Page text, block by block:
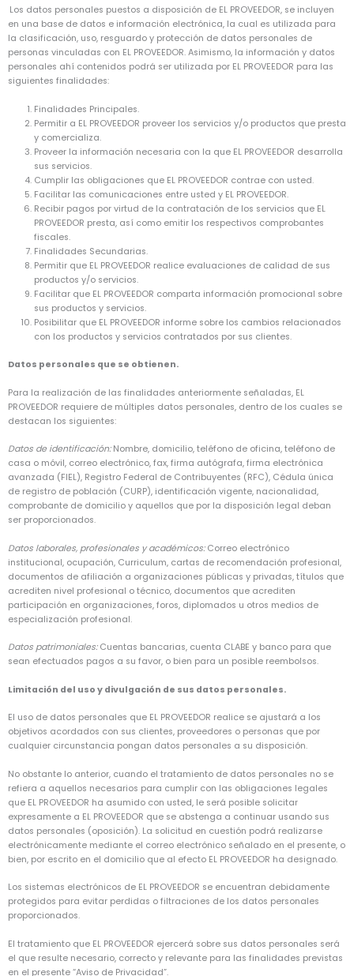
Los datos personales puestos a disposición de EL PROVEEDOR, se incluyen
en una base de datos e información electrónica, la cual es utilizada para
la clasificación, uso, resguardo y protección de datos personales de
personas vinculadas con EL PROVEEDOR. Asimismo, la información y datos
personales ahí contenidos podrá ser utilizada por EL PROVEEDOR para las
siguientes finalidades:
Finalidades Principales.
Permitir a EL PROVEEDOR proveer los servicios y/o productos que presta
y comercializa.
Proveer la información necesaria con la que EL PROVEEDOR desarrolla
sus servicios.
Cumplir las obligaciones que EL PROVEEDOR contrae con usted.
Facilitar las comunicaciones entre usted y EL PROVEEDOR.
Recibir pagos por virtud de la contratación de los servicios que EL
PROVEEDOR presta, así como emitir los respectivos comprobantes
fiscales.
Finalidades Secundarias.
Permitir que EL PROVEEDOR realice evaluaciones de calidad de sus
productos y/o servicios.
Facilitar que EL PROVEEDOR comparta información promocional sobre
sus productos y servicios.
Posibilitar que EL PROVEEDOR informe sobre los cambios relacionados
con los productos y servicios contratados por sus clientes.
Datos personales que se obtienen.
Para la realización de las finalidades anteriormente señaladas, EL
PROVEEDOR requiere de múltiples datos personales, dentro de los cuales se
destacan los siguientes:
Datos de identificación:Nombre, domicilio, teléfono de oficina, teléfono de
casa o móvil, correo electrónico, fax, firma autógrafa, firma electrónica
avanzada (FIEL), Registro Federal de Contribuyentes (RFC), Cédula única
de registro de población (CURP), identificación vigente, nacionalidad,
comprobante de domicilio y aquellos que por la disposición legal deban
ser proporcionados.
Datos laborales, profesionales y académicos:Correo electrónico
institucional, ocupación, Curriculum, cartas de recomendación profesional,
documentos de afiliación a organizaciones públicas y privadas, títulos que
acrediten nivel profesional o técnico, documentos que acrediten
participación en organizaciones, foros, diplomados u otros medios de
especialización profesional.
Datos patrimoniales:Cuentas bancarias, cuenta CLABE y banco para que
sean efectuados pagos a su favor, o bien para un posible reembolsos.
Limitación del uso y divulgación de sus datos personales.
El uso de datos personales que EL PROVEEDOR realice se ajustará a los
objetivos acordados con sus clientes, proveedores o personas que por
cualquier circunstancia pongan datos personales a su disposición.
No obstante lo anterior, cuando el tratamiento de datos personales no se
refiera a aquellos necesarios para cumplir con las obligaciones legales
que EL PROVEEDOR ha asumido con usted, le será posible solicitar
expresamente a EL PROVEEDOR que se abstenga a continuar usando sus
datos personales (oposición). La solicitud en cuestión podrá realizarse
electrónicamente mediante el correo electrónico señalado en el presente, o
bien, por escrito en el domicilio que al efecto EL PROVEEDOR ha designado.
Los sistemas electrónicos de EL PROVEEDOR se encuentran debidamente
protegidos para evitar perdidas o filtraciones de los datos personales
proporcionados.
El tratamiento que EL PROVEEDOR ejercerá sobre sus datos personales será
el que resulte necesario, correcto y relevante para las finalidades previstas
en el presente “Aviso de Privacidad”.